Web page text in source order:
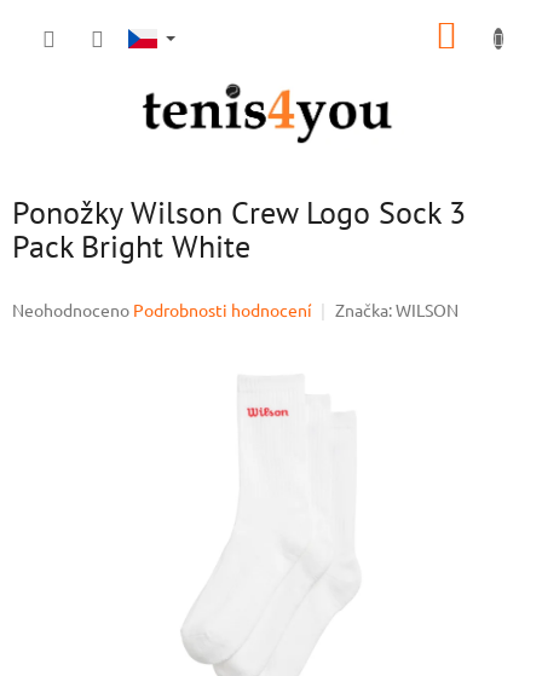
Ponožky Wilson Crew Logo Sock 3
Pack Bright White
Průměrné
Neohodnoceno Podrobnosti hodnocení Značka:WILSON